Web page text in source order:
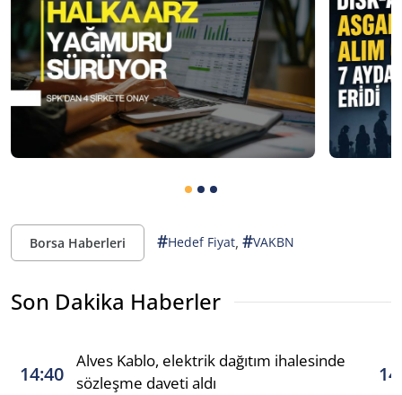
Borsa Haberleri #Hedef Fiyat, #VAKBN
Son Dakika Haberler
14:40
Alves Kablo, elektrik dağıtım ihalesinde
sözleşme daveti aldı